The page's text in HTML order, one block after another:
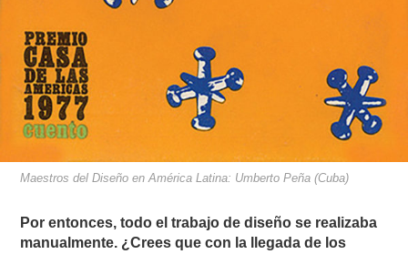
Maestros del Diseño en América Latina: Umberto Peña (Cuba)
Por entonces, todo el trabajo de diseño se realizaba
manualmente. ¿Crees que con la llegada de los